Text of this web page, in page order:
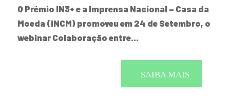
O Prémio IN3+ e a Imprensa Nacional – Casa da
Moeda (INCM) promoveu em 24 de Setembro, o
webinar Colaboração entre…
SAIBA MAIS